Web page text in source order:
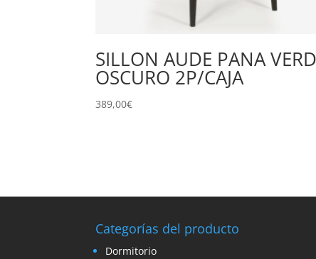
SILLON AUDE PANA
OSCURO 2P/CAJA
389,00€
Categorías del producto
Dormitorio